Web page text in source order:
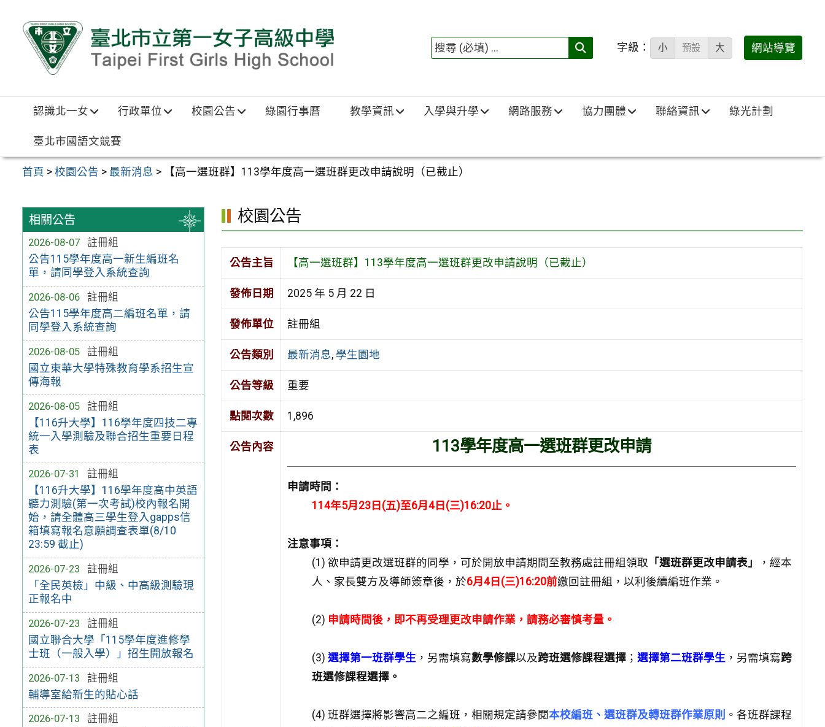
搜
填)：
字級： 小 預設 大 網站導覽
認識北一女 行政單位 校園公告 綠園行事曆 教學資訊 入學與升學 網路服務 協力團體 聯絡資訊 綠光計劃
臺北市國語文競賽
首頁 >校園公告 > 最新消息 > 【高一選班群】113學年度高一選班群更改申請說明（已截止）
相關公告
2026-08-07
註冊組
公告115學年度高一新生編班名
單，請同學登入系統查詢
2026-08-06
註冊組
公告115學年度高二編班名單，請
同學登入系統查詢
2026-08-05
註冊組
國立東華大學特殊教育學系招生宣
傳海報
2026-08-05
註冊組
【116升大學】116學年度四技二專
統一入學測驗及聯合招生重要日程
表
2026-07-31
註冊組
【116升大學】116學年度高中英語
聽力測驗(第一次考試)校內報名開
始，請全體高三學生登入gapps信
箱填寫報名意願調查表單(8/10
23:59 截止)
2026-07-23
註冊組
「全民英檢」中級、中高級測驗現
正報名中
2026-07-23
註冊組
國立聯合大學「115學年度進修學
士班（一般入學）」招生開放報名
2026-07-13
註冊組
輔導室給新生的貼心話
2026-07-13
註冊組
校園公告
公告主旨 【高一選班群】113學年度高一選班群更改申請說明（已截止）
發佈日期 2025 年 5 月 22 日
發佈單位 註冊組
公告類別 最新消息, 學生園地
公告等級 重要
點閱次數 1,896
公告內容 113學年度高一選班群更改申請
申請時間：
114年5月23日(五)至6月4日(三)16:20止。
注意事項：
(1) 欲申請更改選班群的同學，可於開放申請期間至教務處註冊組領取 「選班群更改申請表」
，經本
人、家長雙方及導師簽章後，於6月4日(三)16:20前繳回註冊組，以利後續編班作業。
(2) 申請時間後，即不再受理更改申請作業，請務必審慎考量。
(3) 選擇第一班群學生，另需填寫數學修課以及跨班選修課程選擇； 選擇第二班群學生，另需填寫跨
班選修課程選擇。
(4) 班群選擇將影響高二之編班，相關規定請參閱本校編班、選班群及轉班群作業原則 。各班群課程